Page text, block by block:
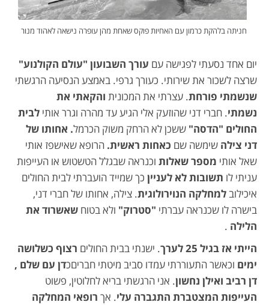
חניתה בלהקת כרמון עם האחיות פוקס שאחת מהן עופרה נישאה לאהוד מנור
יום אחד נסעתי לפגישה עם עורך השבועון "עולם הקולנוע"
שרצה לשכור את שירותי. כעורך גרפי. באמצע הנסיעה הרגשתי
שנשמתי פורחת. עצרתי את המכונית והקאתי את
נשמתי. חברי דני שהוזעק אלי הגיע עד מהרה וגרר אותי לבית
החולים "הדסה" ששכן לא הרחק משוק הכרמל. אחותו של
דני צילה שימשה שם כאחות ראשית. הרופא שאישפז אותי
שאל אותי מספר שאלות וכנראה שבגלל הטשטוש או העייפות
עניתי לו תשובות לא לעניין כך שמייד הועברתי לבית החולים
איכילובלמחלקה הנוירולוגית. צילה, אחותו של חברי דני,
בישרה לו שכנראה עברתי "סטרוק" ולא בטוח שאשרוד את
הלילה .
הייתי אז בגיל 25 לערך
. ישנתי בבית החולים רצוף כשלושה
ימים וכאשר התעוררתי עמדו סביב מיטתי חבריםכדן עם שלם ,
דן רביב ואילן נחשון. אני הרגשתי בריא לחלוטין, פשוט
העייפות המצטברת התגברה עלי. אך רופאי המחלקה